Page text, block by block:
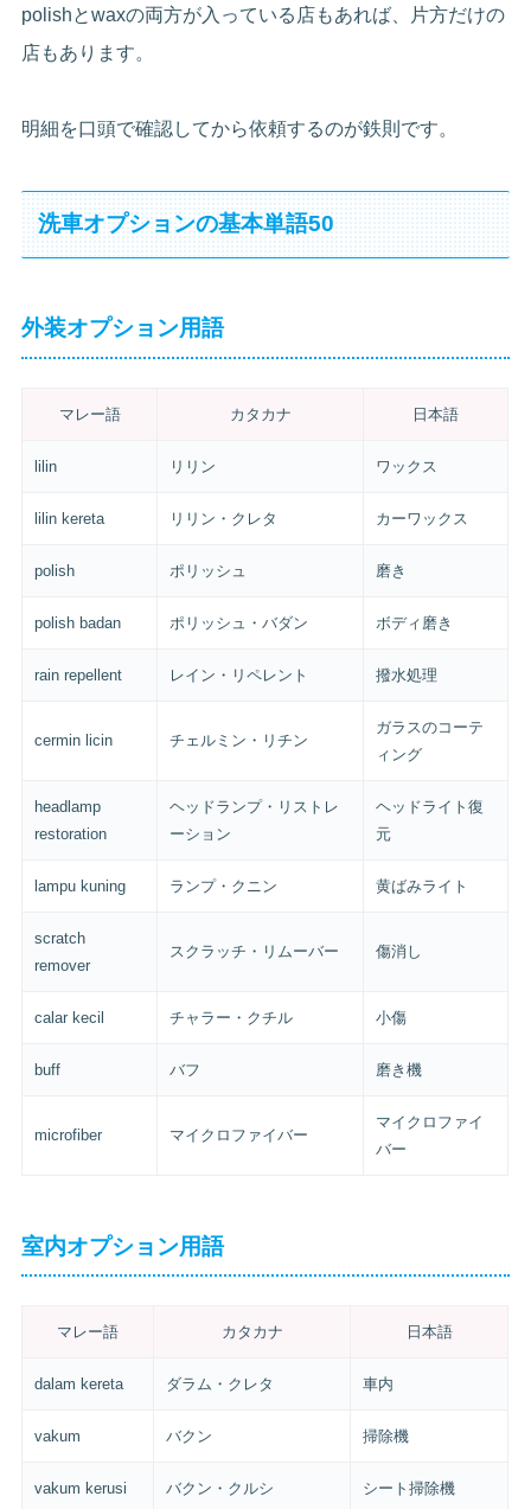
polishとwaxの両方が入っている店もあれば、片方だけの
店もあります。
明細を口頭で確認してから依頼するのが鉄則です。
洗車オプションの基本単語50
外装オプション用語
マレー語 カタカナ 日本語
lilin リリン ワックス
lilin kereta リリン・クレタ カーワックス
polish ポリッシュ 磨き
polish badan ポリッシュ・バダン ボディ磨き
rain repellent レイン・リペレント 撥水処理
cermin licin チェルミン・リチン
ガラスのコーテ
ィング
headlamp
restoration
ヘッドランプ・リストレ
ーション
ヘッドライト復
元
lampu kuning ランプ・クニン 黄ばみライト
scratch
remover
スクラッチ・リムーバー 傷消し
calar kecil チャラー・クチル 小傷
buff バフ 磨き機
microfiber マイクロファイバー
マイクロファイ
バー
室内オプション用語
マレー語 カタカナ 日本語
dalam kereta ダラム・クレタ 車内
vakum バクン 掃除機
vakum kerusi バクン・クルシ シート掃除機